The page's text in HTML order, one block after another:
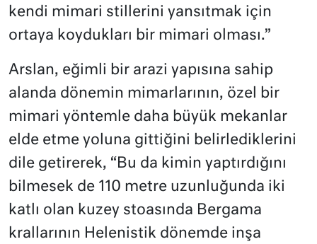
kendi mimari stillerini yansıtmak için
ortaya koydukları bir mimari olması.”
Arslan, eğimli bir arazi yapısına sahip
alanda dönemin mimarlarının, özel bir
mimari yöntemle daha büyük mekanlar
elde etme yoluna gittiğini belirlediklerini
dile getirerek, “Bu da kimin yaptırdığını
bilmesek de 110 metre uzunluğunda iki
katlı olan kuzey stoasında Bergama
krallarının Helenistik dönemde inşa